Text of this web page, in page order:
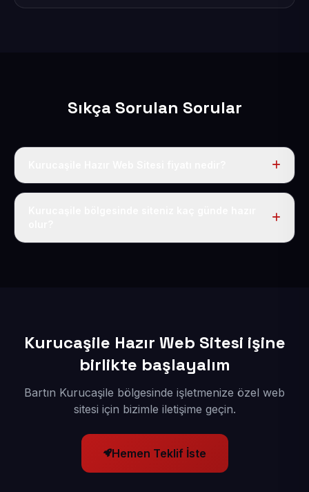
Sıkça Sorulan Sorular
Tek fiyat uygulanır: yıllık 50 USD + KDV. Bu bedele alan
Kurucaşile Hazır Web Sitesi işine
birlikte başlayalım
Bartın Kurucaşile bölgesinde işletmenize özel web
sitesi için bizimle iletişime geçin.
Hemen Teklif İste